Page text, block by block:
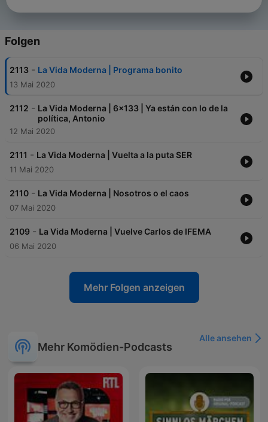
Folgen
2113 - La Vida Moderna | Programa bonito
13 Mai 2020
2112 - La Vida Moderna | 6x133 | Ya están con lo de la
política, Antonio
12 Mai 2020
2111 - La Vida Moderna | Vuelta a la puta SER
11 Mai 2020
2110 - La Vida Moderna | Nosotros o el caos
07 Mai 2020
2109 - La Vida Moderna | Vuelve Carlos de IFEMA
06 Mai 2020
Mehr Folgen anzeigen
Mehr Komödien-Podcasts
Alle ansehen